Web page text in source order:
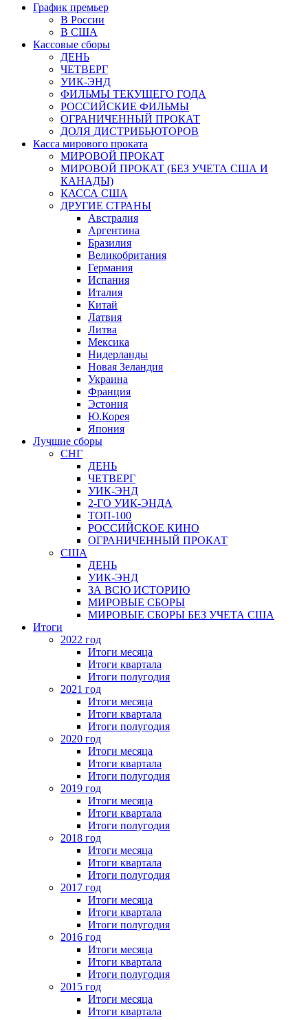
График премьер
В России
В США
Кассовые сборы
ДЕНЬ
ЧЕТВЕРГ
УИК-ЭНД
ФИЛЬМЫ ТЕКУЩЕГО ГОДА
РОССИЙСКИЕ ФИЛЬМЫ
ОГРАНИЧЕННЫЙ ПРОКАТ
ДОЛЯ ДИСТРИБЬЮТОРОВ
Касса мирового проката
МИРОВОЙ ПРОКАТ
МИРОВОЙ ПРОКАТ (БЕЗ УЧЕТА США И
КАНАДЫ)
КАССА США
ДРУГИЕ СТРАНЫ
Австралия
Аргентина
Бразилия
Великобритания
Германия
Испания
Италия
Китай
Латвия
Литва
Мексика
Нидерланды
Новая Зеландия
Украина
Франция
Эстония
Ю.Корея
Япония
Лучшие сборы
СНГ
ДЕНЬ
ЧЕТВЕРГ
УИК-ЭНД
2-ГО УИК-ЭНДА
ТОП-100
РОССИЙСКОЕ КИНО
ОГРАНИЧЕННЫЙ ПРОКАТ
США
ДЕНЬ
УИК-ЭНД
ЗА ВСЮ ИСТОРИЮ
МИРОВЫЕ СБОРЫ
МИРОВЫЕ СБОРЫ БЕЗ УЧЕТА США
Итоги
2022 год
Итоги месяца
Итоги квартала
Итоги полугодия
2021 год
Итоги месяца
Итоги квартала
Итоги полугодия
2020 год
Итоги месяца
Итоги квартала
Итоги полугодия
2019 год
Итоги месяца
Итоги квартала
Итоги полугодия
2018 год
Итоги месяца
Итоги квартала
Итоги полугодия
2017 год
Итоги месяца
Итоги квартала
Итоги полугодия
2016 год
Итоги месяца
Итоги квартала
Итоги полугодия
2015 год
Итоги месяца
Итоги квартала